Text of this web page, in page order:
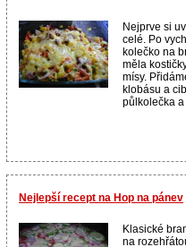
Nejprve si
celé. Po
kolečko na
měla
mísy.
klobásu a
půlkolečka
Nejlepší recept na Hop na pánev
Klasické
na